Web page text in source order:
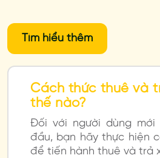
Tìm hiểu thêm
Cách thức thuê và
thế nào?
Đối với người dùng mới
đầu, bạn hãy thực hiện
để tiến hành thuê và trả